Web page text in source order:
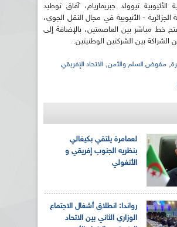
الأثيوبية تيوولد جبريماريام، آفاق توطيد
الجزائرية - الأثيوبية في مجال النقل الجوي،
خط مباشر بين العاصمتين، بالإضافة إلى
بين الشركتين الوطنيتين.
, مفوض السلم والأمن, الاتحاد الإفريقي
لعمامرة يلتقي بكيغالي
بنظريه الجنوب إفريقي و
الأنغولي
رواندا: انطلاق أشغال الاجتماع
الوزاري الثاني بين الاتحاد